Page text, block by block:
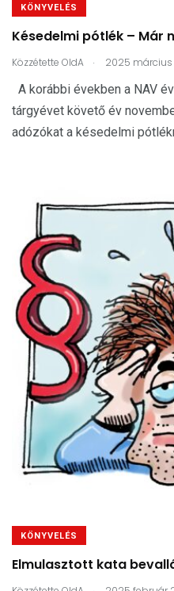
KÖNYVELÉS
Késedelmi pótlék – Már
Közzétette OldA . 2025 március
A korábbi években a NAV
tárgyévet követő év
adózókat a késedelmi
KÖNYVELÉS
Elmulasztott kata
.